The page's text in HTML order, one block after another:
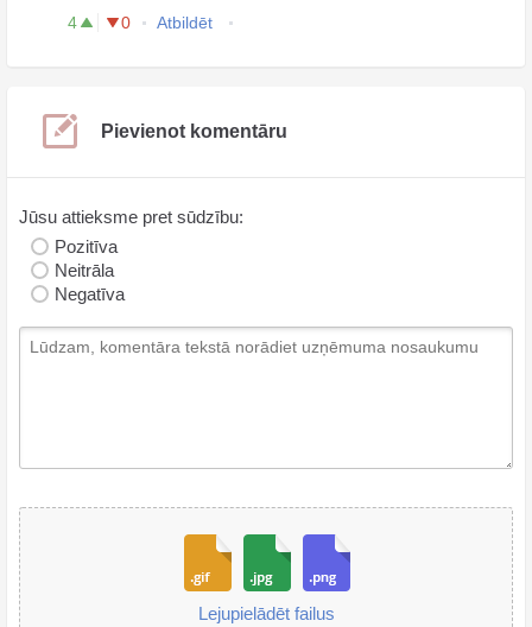
4 0 Atbildēt
Pievienot komentāru
Jūsu attieksme pret sūdzību:
Pozitīva
Neitrāla
Negatīva
Lejupielādēt failus